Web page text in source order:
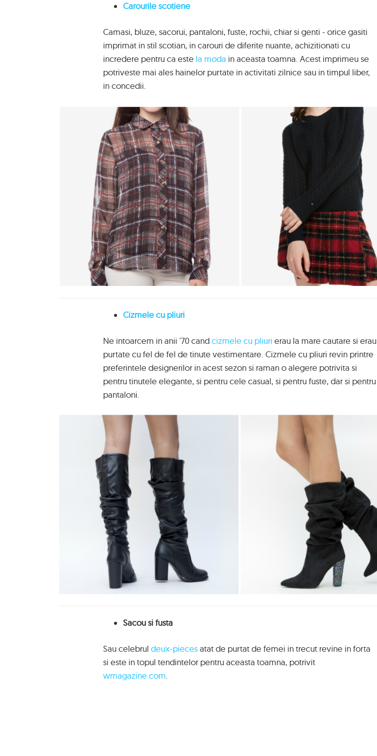
Carourile scotiene
Camasi, bluze, sacorui, pantaloni, fuste, rochii, chiar si genti - orice gasiti
imprimat in stil scotian, in carouri de diferite nuante, achizitionati cu
incredere pentru ca este la moda in aceasta toamna. Acest imprimeu se
potriveste mai ales hainelor purtate in activitati zilnice sau in timpul liber,
in concedii.
Cizmele cu pliuri
Ne intoarcem in anii '70 candcizmele cu pliuri erau la mare cautare si erau
purtate cu fel de fel de tinute vestimentare. Cizmele cu pliuri revin printre
preferintele designerilor in acest sezon si raman o alegere potrivita si
pentru tinutele elegante, si pentru cele casual, si pentru fuste, dar si pentru
pantaloni.
Sacou si fusta
Sau celebrul deux-piecesatat de purtat de femei in trecut revine in forta
si este in topul tendintelor pentru aceasta toamna, potrivit
wmagazine.com